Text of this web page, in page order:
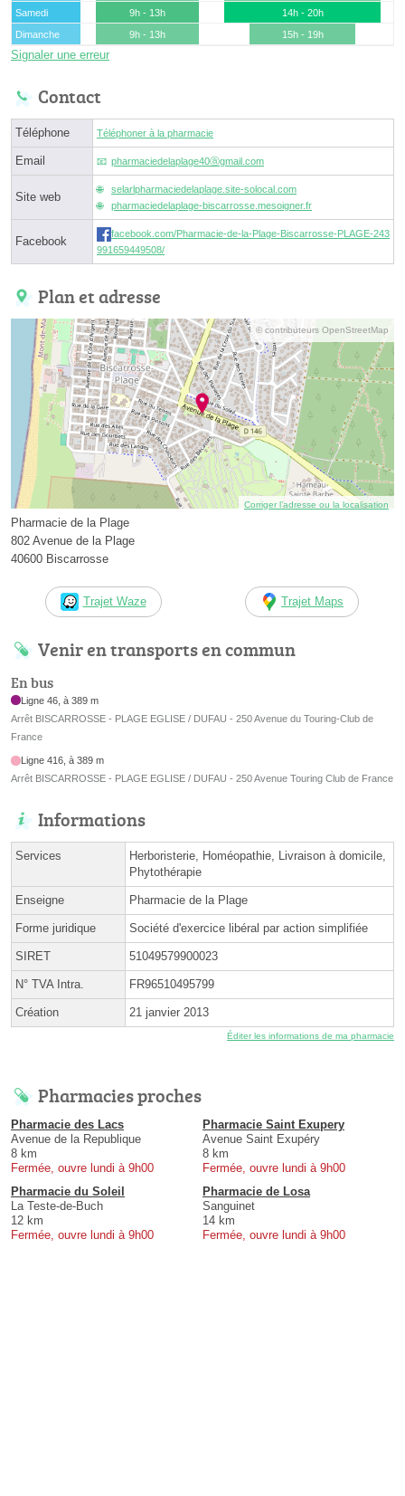
Samedi
9h - 13h
14h - 20h
Dimanche
9h - 13h 15h - 19h
Signaler une erreur
Contact
Téléphone Téléphoner à la pharmacie
Email pharmaciedelaplage40ⓐgmail.com
Site web
selarlpharmaciedelaplage.site-solocal.com
pharmaciedelaplage-biscarrosse.mesoigner.fr
Facebook
facebook.com/Pharmacie-de-la-Plage-Biscarrosse-PLAGE-243
991659449508/
Plan et adresse
© contributeurs OpenStreetMap
Corriger l’adresse ou la localisation
Pharmacie de la Plage
802 Avenue de la Plage
40600 Biscarrosse
Trajet Waze Trajet Maps
Venir en transports en commun
En bus
Ligne 46, à 389 m
Arrêt BISCARROSSE - PLAGE EGLISE / DUFAU - 250 Avenue du Touring-Club de
France
Ligne 416, à 389 m
Arrêt BISCARROSSE - PLAGE EGLISE / DUFAU - 250 Avenue Touring Club de France
Informations
Services
Herboristerie, Homéopathie, Livraison à domicile,
Phytothérapie
Enseigne Pharmacie de la Plage
Forme juridique Société d'exercice libéral par action simplifiée
SIRET 51049579900023
N° TVA Intra. FR96510495799
Création 21 janvier 2013
Éditer les informations de ma pharmacie
Pharmacies proches
Pharmacie des Lacs
Avenue de la Republique
8 km
Fermée, ouvre lundi à 9h00
Pharmacie Saint Exupery
Avenue Saint Exupéry
8 km
Fermée, ouvre lundi à 9h00
Pharmacie du Soleil
La Teste-de-Buch
12 km
Fermée, ouvre lundi à 9h00
Pharmacie de Losa
Sanguinet
14 km
Fermée, ouvre lundi à 9h00